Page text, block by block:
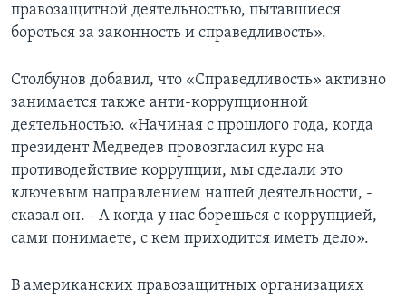
правозащитной деятельностью, пытавшиеся
бороться за законность и справедливость».
Столбунов добавил, что «Справедливость» активно
занимается также анти-коррупционной
деятельностью. «Начиная с прошлого года, когда
президент Медведев провозгласил курс на
противодействие коррупции, мы сделали это
ключевым направлением нашей деятельности, -
сказал он. - А когда у нас борешься с коррупцией,
сами понимаете, с кем приходится иметь дело».
В американских правозащитных организациях